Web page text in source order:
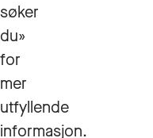
søker
du»
for
mer
utfyllende
informasjon.